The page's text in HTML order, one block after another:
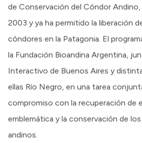
de Conservación del Cóndor
2003 y ya ha permitido la liberación
cóndores en la Patagonia. El
la Fundación Bioandina Argentina,
Interactivo de Buenos Aires y
ellas Río Negro, en una tarea
compromiso con la recuperación de
emblemática y la conservación de
andinos.